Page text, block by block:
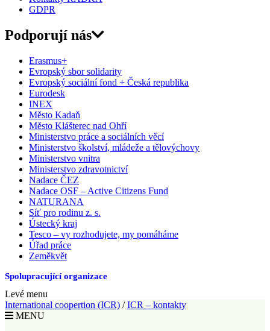
GDPR
Podporují nás
Erasmus+
Evropský sbor solidarity
Evropský sociální fond + Česká republika
Eurodesk
INEX
Město Kadaň
Město Klášterec nad Ohří
Ministerstvo práce a sociálních věcí
Ministerstvo školství, mládeže a tělovýchovy
Ministerstvo vnitra
Ministerstvo zdravotnictví
Nadace ČEZ
Nadace OSF – Active Citizens Fund
NATURANA
Síť pro rodinu z. s.
Ústecký kraj
Tesco – vy rozhodujete, my pomáháme
Úřad práce
Zeměkvět
Spolupracující organizace
Levé menu
International coopertion (ICR) /ICR – kontakty
MENU